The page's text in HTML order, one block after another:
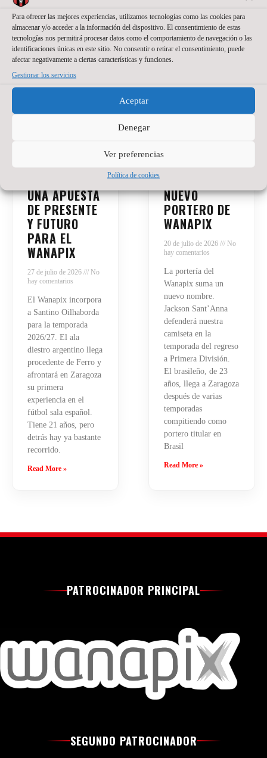
Para ofrecer las mejores experiencias, utilizamos tecnologías como las cookies para
almacenar y/o acceder a la información del dispositivo. El consentimiento de estas
tecnologías nos permitirá procesar datos como el comportamiento de navegación o las
identificaciones únicas en este sitio. No consentir o retirar el consentimiento, puede
afectar negativamente a ciertas características y funciones.
Gestionar los servicios
Aceptar
Denegar
Ver preferencias
Política de cookies
SANTINO
UNA APUESTA
DE PRESENTE
Y FUTURO
PARA EL
WANAPIX
27 de julio de 2026
No
hay comentarios
El Wanapix incorpora
a Santino Oilhaborda
para la temporada
2026/27. El ala
diestro argentino llega
procedente de Ferro y
afrontará en Zaragoza
su primera
experiencia en el
fútbol sala español.
Tiene 21 años, pero
detrás hay ya bastante
recorrido.
Read More »
JACKSON
NUEVO
PORTERO DE
WANAPIX
20 de julio de 2026
No
hay comentarios
La portería del
Wanapix suma un
nuevo nombre.
Jackson Sant’Anna
defenderá nuestra
camiseta en la
temporada del regreso
a Primera División.
El brasileño, de 23
años, llega a Zaragoza
después de varias
temporadas
compitiendo como
portero titular en
Brasil
Read More »
PATROCINADOR PRINCIPAL
SEGUNDO PATROCINADOR